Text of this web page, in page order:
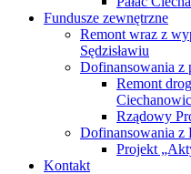
Fundusze zewnętrzne
Remont wraz z
Sędzisławiu
Dofinansowania z
Remont
Rządowy
Dofinansowania z
Projekt
Kontakt